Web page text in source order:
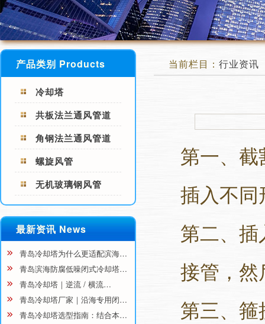
产品类别 Products
冷却塔
共板法兰通风管道
角钢法兰通风管道
螺旋风管
无机玻璃钢风管
最新资讯 News
青岛冷却塔为什么更适配滨海…
青岛滨海防腐低噪闭式冷却塔…
青岛冷却塔｜逆流 / 横流…
青岛冷却塔厂家｜沿海专用闭…
青岛冷却塔选型指南：结合本…
当前栏目： 行业资讯
第一、
插入不
第二、
接管，
第三、